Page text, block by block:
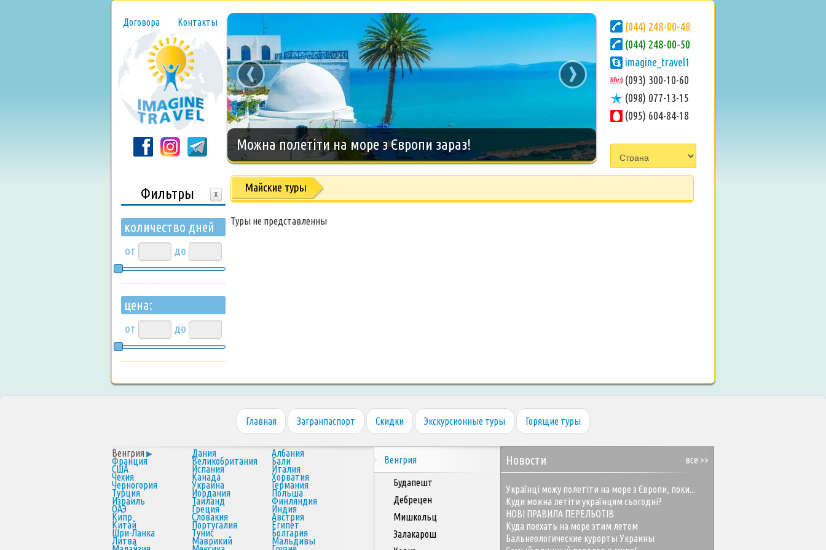
Договора Контакты
Можна полетіти на море з Європи зараз!
‹ ›
(044) 248-00-48
(044) 248-00-50
imagine_travel1
(093) 300-10-60
(098) 077-13-15
(095) 604-84-18
Фильтры X
количество дней
от до
цена:
от до
Майские туры
Туры не представленны
Главная Загранпаспорт Скидки Экскурсионные туры Горящие туры
Венгрия Дания Албания
Франция Великобритания Бали
США Испания Италия
Чехия Канада Хорватия
Черногория Украина Германия
Турция Иордания Польша
Израиль Таиланд Финляндия
ОАЭ Греция Индия
Кипр Словакия Австрия
Китай Португалия Египет
Шри-Ланка Тунис Болгария
Литва Маврикий Мальдивы
Венгрия
Будапешт
Дебрецен
Мишкольц
Залакарош
все >>
Новости
Українці можу полетіти на море з Європи, поки...
Куди можна летіти українцям сьогодні?
НОВІ ПРАВИЛА ПЕРЕЛЬОТІВ
Куда поехать на море этим летом
Бальнеологические курорты Украины